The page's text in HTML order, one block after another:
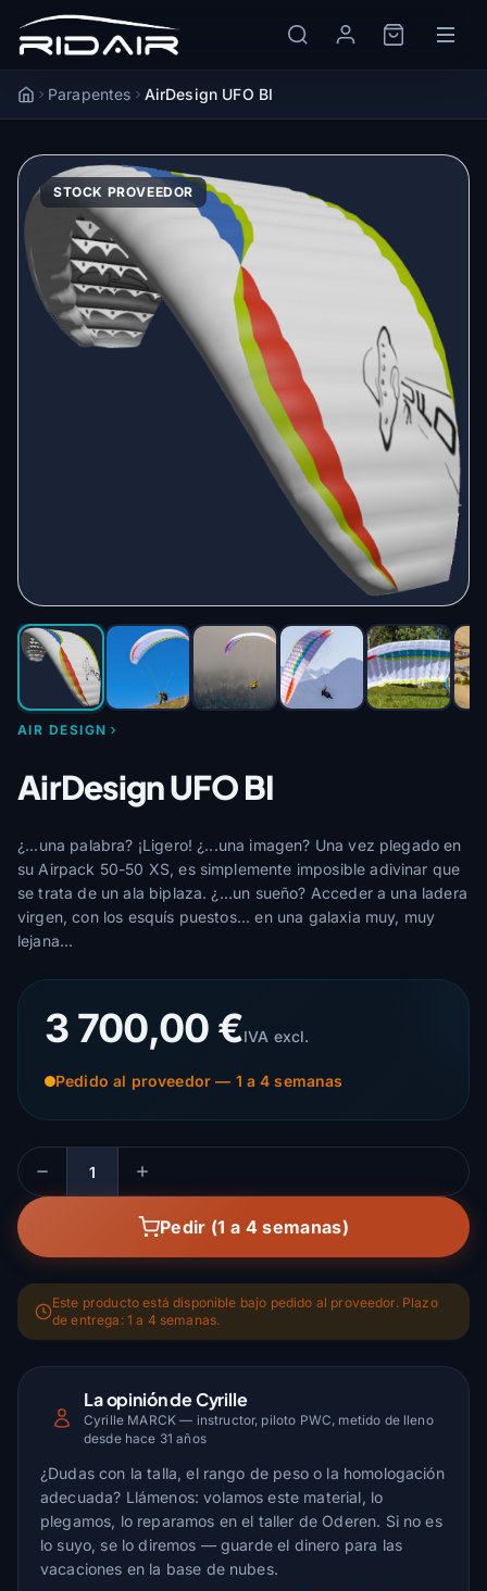
AccueilParapentes AirDesign UFO BI
STOCK PROVEEDOR
AIR DESIGN
AirDesign UFO BI
¿...una palabra? ¡Ligero! ¿...una imagen? Una vez plegado en
su Airpack 50-50 XS, es simplemente imposible adivinar que
se trata de un ala biplaza. ¿...un sueño? Acceder a una ladera
virgen, con los esquís puestos... en una galaxia muy, muy
lejana...
3 700,00 €IVA excl.
Pedido al proveedor — 1 a 4 semanas
Cantidad
Pedir (1 a 4 semanas)
Este producto está disponible bajo pedido al proveedor. Plazo
de entrega: 1 a 4 semanas.
La opinión de Cyrille
Cyrille MARCK — instructor, piloto PWC, metido de lleno
desde hace 31 años
¿Dudas con la talla, el rango de peso o la homologación
adecuada? Llámenos: volamos este material, lo
plegamos, lo reparamos en el taller de Oderen. Si no es
lo suyo, se lo diremos — guarde el dinero para las
vacaciones en la base de nubes.